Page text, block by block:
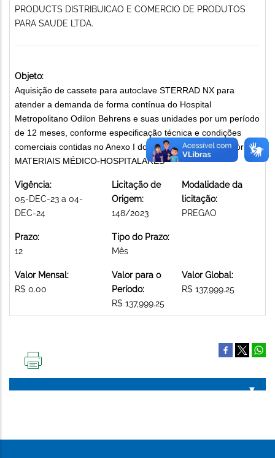
PRODUCTS DISTRIBUICAO E COMERCIO DE PRODUTOS
PARA SAUDE LTDA.
Objeto:
Aquisição de cassete para autoclave STERRAD NX para
atender a demanda de forma contínua do Hospital
Metropolitano Odilon Behrens e suas unidades por um período
de 12 meses, conforme especificação técnica e condições
comerciais contidas no Anexo I do Instrumento Convocatório.
MATERIAIS MÉDICO-HOSPITALARES
Vigência:
05-DEC-23 a 04-
DEC-24
Licitação de
Origem:
148/2023
Modalidade da
licitação:
PREGAO
Prazo:
12
Tipo do Prazo:
Mês
Valor Mensal:
R$ 0.00
Valor para o
Período:
R$ 137,999.25
Valor Global:
R$ 137,999.25
PÁGINA